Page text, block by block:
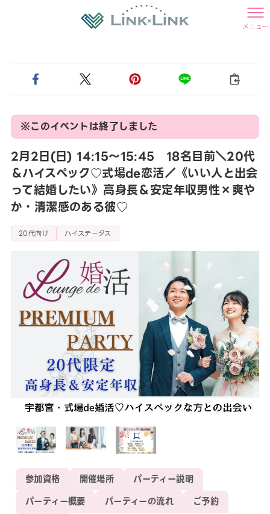
メニュー
※このイベントは終了しました
2月2日(日) 14:15〜15:45 18名目前＼20代
＆ハイスペック♡式場de恋活／《いい人と出会
って結婚したい》高身長＆安定年収男性×爽や
か・清潔感のある彼♡
20代向け ハイステータス
参加資格 開催場所
パーティー説明
パーティー概要
パーティーの流れ
ご予約